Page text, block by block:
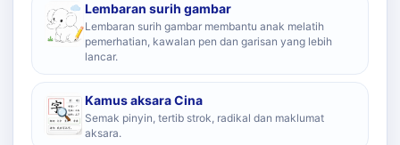
Lembaran surih gambar
Lembaran surih gambar membantu anak melatih
pemerhatian, kawalan pen dan garisan yang lebih
lancar.
Kamus aksara Cina
Semak pinyin, tertib strok, radikal dan maklumat
aksara.